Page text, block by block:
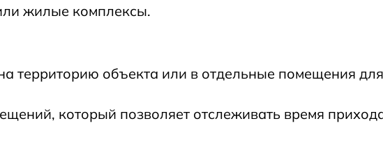
жилые комплексы.
территорию объекта или в отдельные помещения
который позволяет отслеживать время